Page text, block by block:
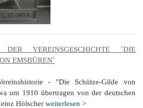
VEREINSGESCHICHTE ´DIE
EMSBÜREN´
- "Die Schütze-Gilde von
um 1910 übertragen von der deutschen
Hölscher weiterlesen >